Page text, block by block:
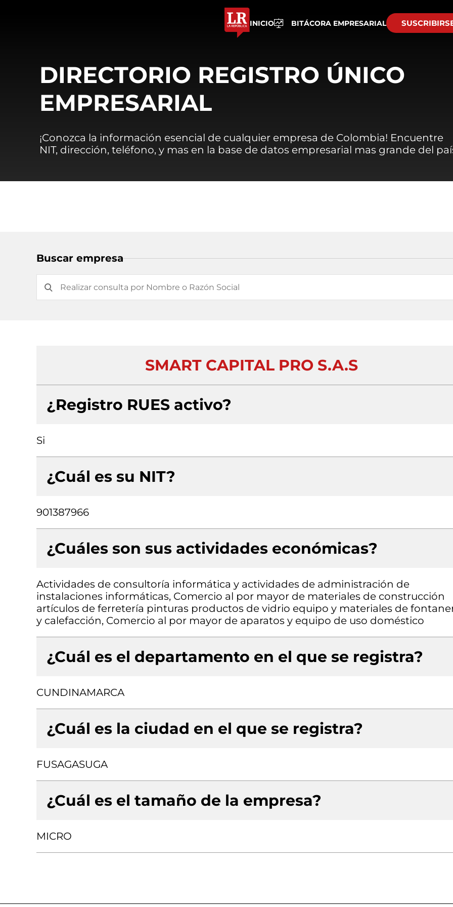
INICIO BITÁCORA EMPRESARIAL
DIRECTORIO REGISTRO ÚNICO
EMPRESARIAL
¡Conozca la información esencial de cualquier empresa de Colombia! Encuentre
NIT, dirección, teléfono, y mas en la base de datos empresarial mas grande del
Buscar empresa
SMART CAPITAL PRO S.A.S
¿Registro RUES activo?
Si
¿Cuál es su NIT?
901387966
¿Cuáles son sus actividades económicas?
Actividades de consultoría informática y actividades de administración de
instalaciones informáticas, Comercio al por mayor de materiales de construcción
artículos de ferretería pinturas productos de vidrio equipo y materiales de
y calefacción, Comercio al por mayor de aparatos y equipo de uso doméstico
¿Cuál es el departamento en el que se registra?
CUNDINAMARCA
¿Cuál es la ciudad en el que se registra?
FUSAGASUGA
¿Cuál es el tamaño de la empresa?
MICRO